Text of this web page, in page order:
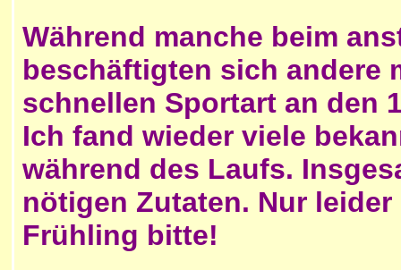
Während manche beim
beschäftigten sich andere
schnellen Sportart an den
Ich fand wieder viele
während des Laufs.
nötigen Zutaten. Nur
Frühling bitte!